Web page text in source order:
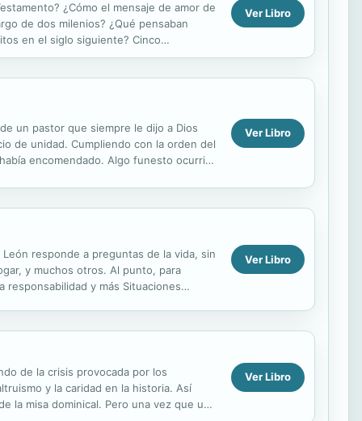
¿Cómo el mensaje de amor de
de dos milenios? ¿Qué pensaban
en el siglo siguiente? Cinco
hablan de ...
Ver Libro
un pastor que siempre le dijo a Dios
de unidad. Cumpliendo con la orden del
encomendado. Algo funesto ocurrió
Ver Libro
responde a preguntas de la vida, sin
y muchos otros. Al punto, para
responsabilidad y más Situaciones
Ver Libro
de la crisis provocada por los
y la caridad en la historia. Así
la misa dominical. Pero una vez que una
Ver Libro